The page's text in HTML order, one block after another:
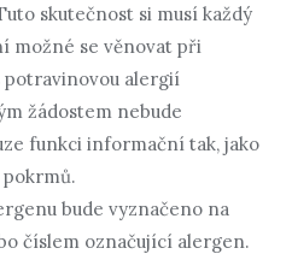
skutečnost si musí každý
možné se věnovat při
alergií
žádostem nebude
funkci informační tak, jako
bude vyznačeno na
číslem označující alergen.